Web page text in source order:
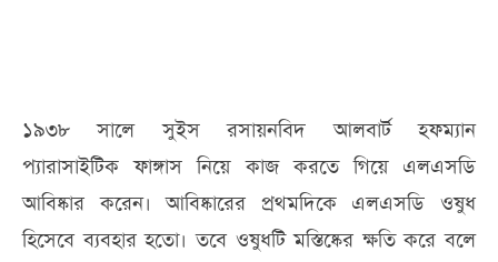
১৯৩৮ সালে সুইস রসায়নবিদ আলবার্ট হফম্যান
প্যারাসাইটিক ফাঙ্গাস নিয়ে কাজ করতে গিয়ে এলএসডি
আবিষ্কার করেন। আবিষ্কারের প্রথমদিকে এলএসডি ওষুধ
হিসেবে ব্যবহার হতো। তবে ওষুধটি মস্তিষ্কের ক্ষতি করে বলে